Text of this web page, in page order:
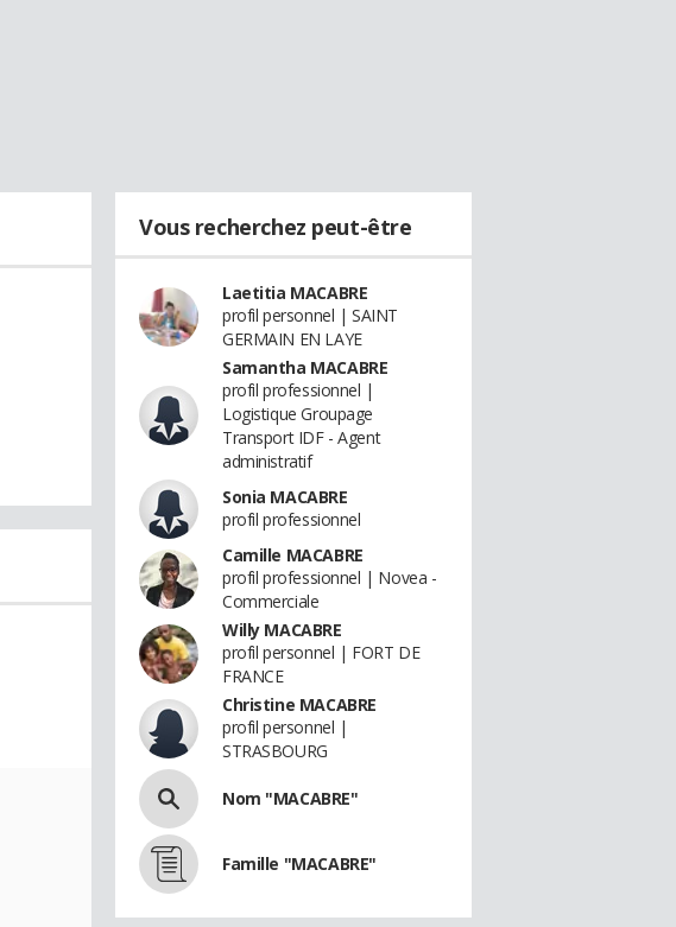
Vous recherchez peut-être
Laetitia MACABRE
profil personnel | SAINT
GERMAIN EN LAYE
Samantha MACABRE
profil professionnel |
Logistique Groupage
Transport IDF - Agent
administratif
Sonia MACABRE
profil professionnel
Camille MACABRE
profil professionnel | Novea -
Commerciale
Willy MACABRE
profil personnel | FORT DE
FRANCE
Christine MACABRE
profil personnel |
STRASBOURG
Nom "MACABRE"
Famille "MACABRE"